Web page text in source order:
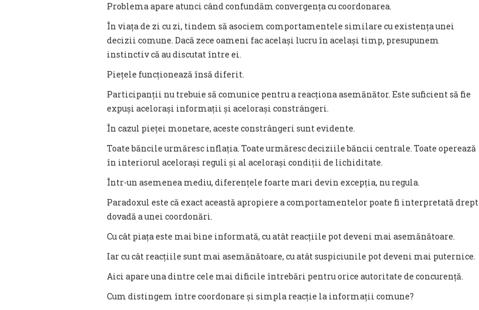
Problema apare atunci când confundăm convergența cu coordonarea.
În viața de zi cu zi, tindem să asociem comportamentele similare cu existența unei
decizii comune. Dacă zece oameni fac același lucru în același timp, presupunem
instinctiv că au discutat între ei.
Piețele funcționează însă diferit.
Participanții nu trebuie să comunice pentru a reacționa asemănător. Este suficient să fie
expuși acelorași informații și acelorași constrângeri.
În cazul pieței monetare, aceste constrângeri sunt evidente.
Toate băncile urmăresc inflația. Toate urmăresc deciziile băncii centrale. Toate operează
în interiorul acelorași reguli și al acelorași condiții de lichiditate.
Într-un asemenea mediu, diferențele foarte mari devin excepția, nu regula.
Paradoxul este că exact această apropiere a comportamentelor poate fi interpretată drept
dovadă a unei coordonări.
Cu cât piața este mai bine informată, cu atât reacțiile pot deveni mai asemănătoare.
Iar cu cât reacțiile sunt mai asemănătoare, cu atât suspiciunile pot deveni mai puternice.
Aici apare una dintre cele mai dificile întrebări pentru orice autoritate de concurență.
Cum distingem între coordonare și simpla reacție la informații comune?